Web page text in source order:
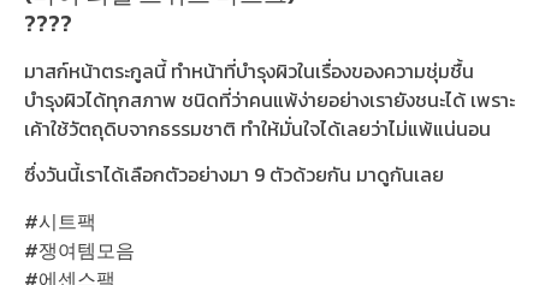
????
มาสก์หน้าตระกูลนี้ ทำหน้าที่บำรุงผิวในเรื่องของความชุ่มชื้น
บำรุงผิวได้ทุกสภาพ ชนิดที่ว่าคนแพ้ง่ายอย่างเรายังชนะได้ เพราะ
เค้าใช้วัตถุดิบจากธรรมชาติ ทำให้มั่นใจได้เลยว่าไม่แพ้แน่นอน
ซึ่งวันนี้เราได้เลือกตัวอย่างมา 9 ตัวด้วยกัน มาดูกันเลย
#시트팩
#쟁여템모음
#에센스팩